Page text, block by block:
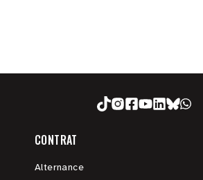
CONTRAT
Alternance